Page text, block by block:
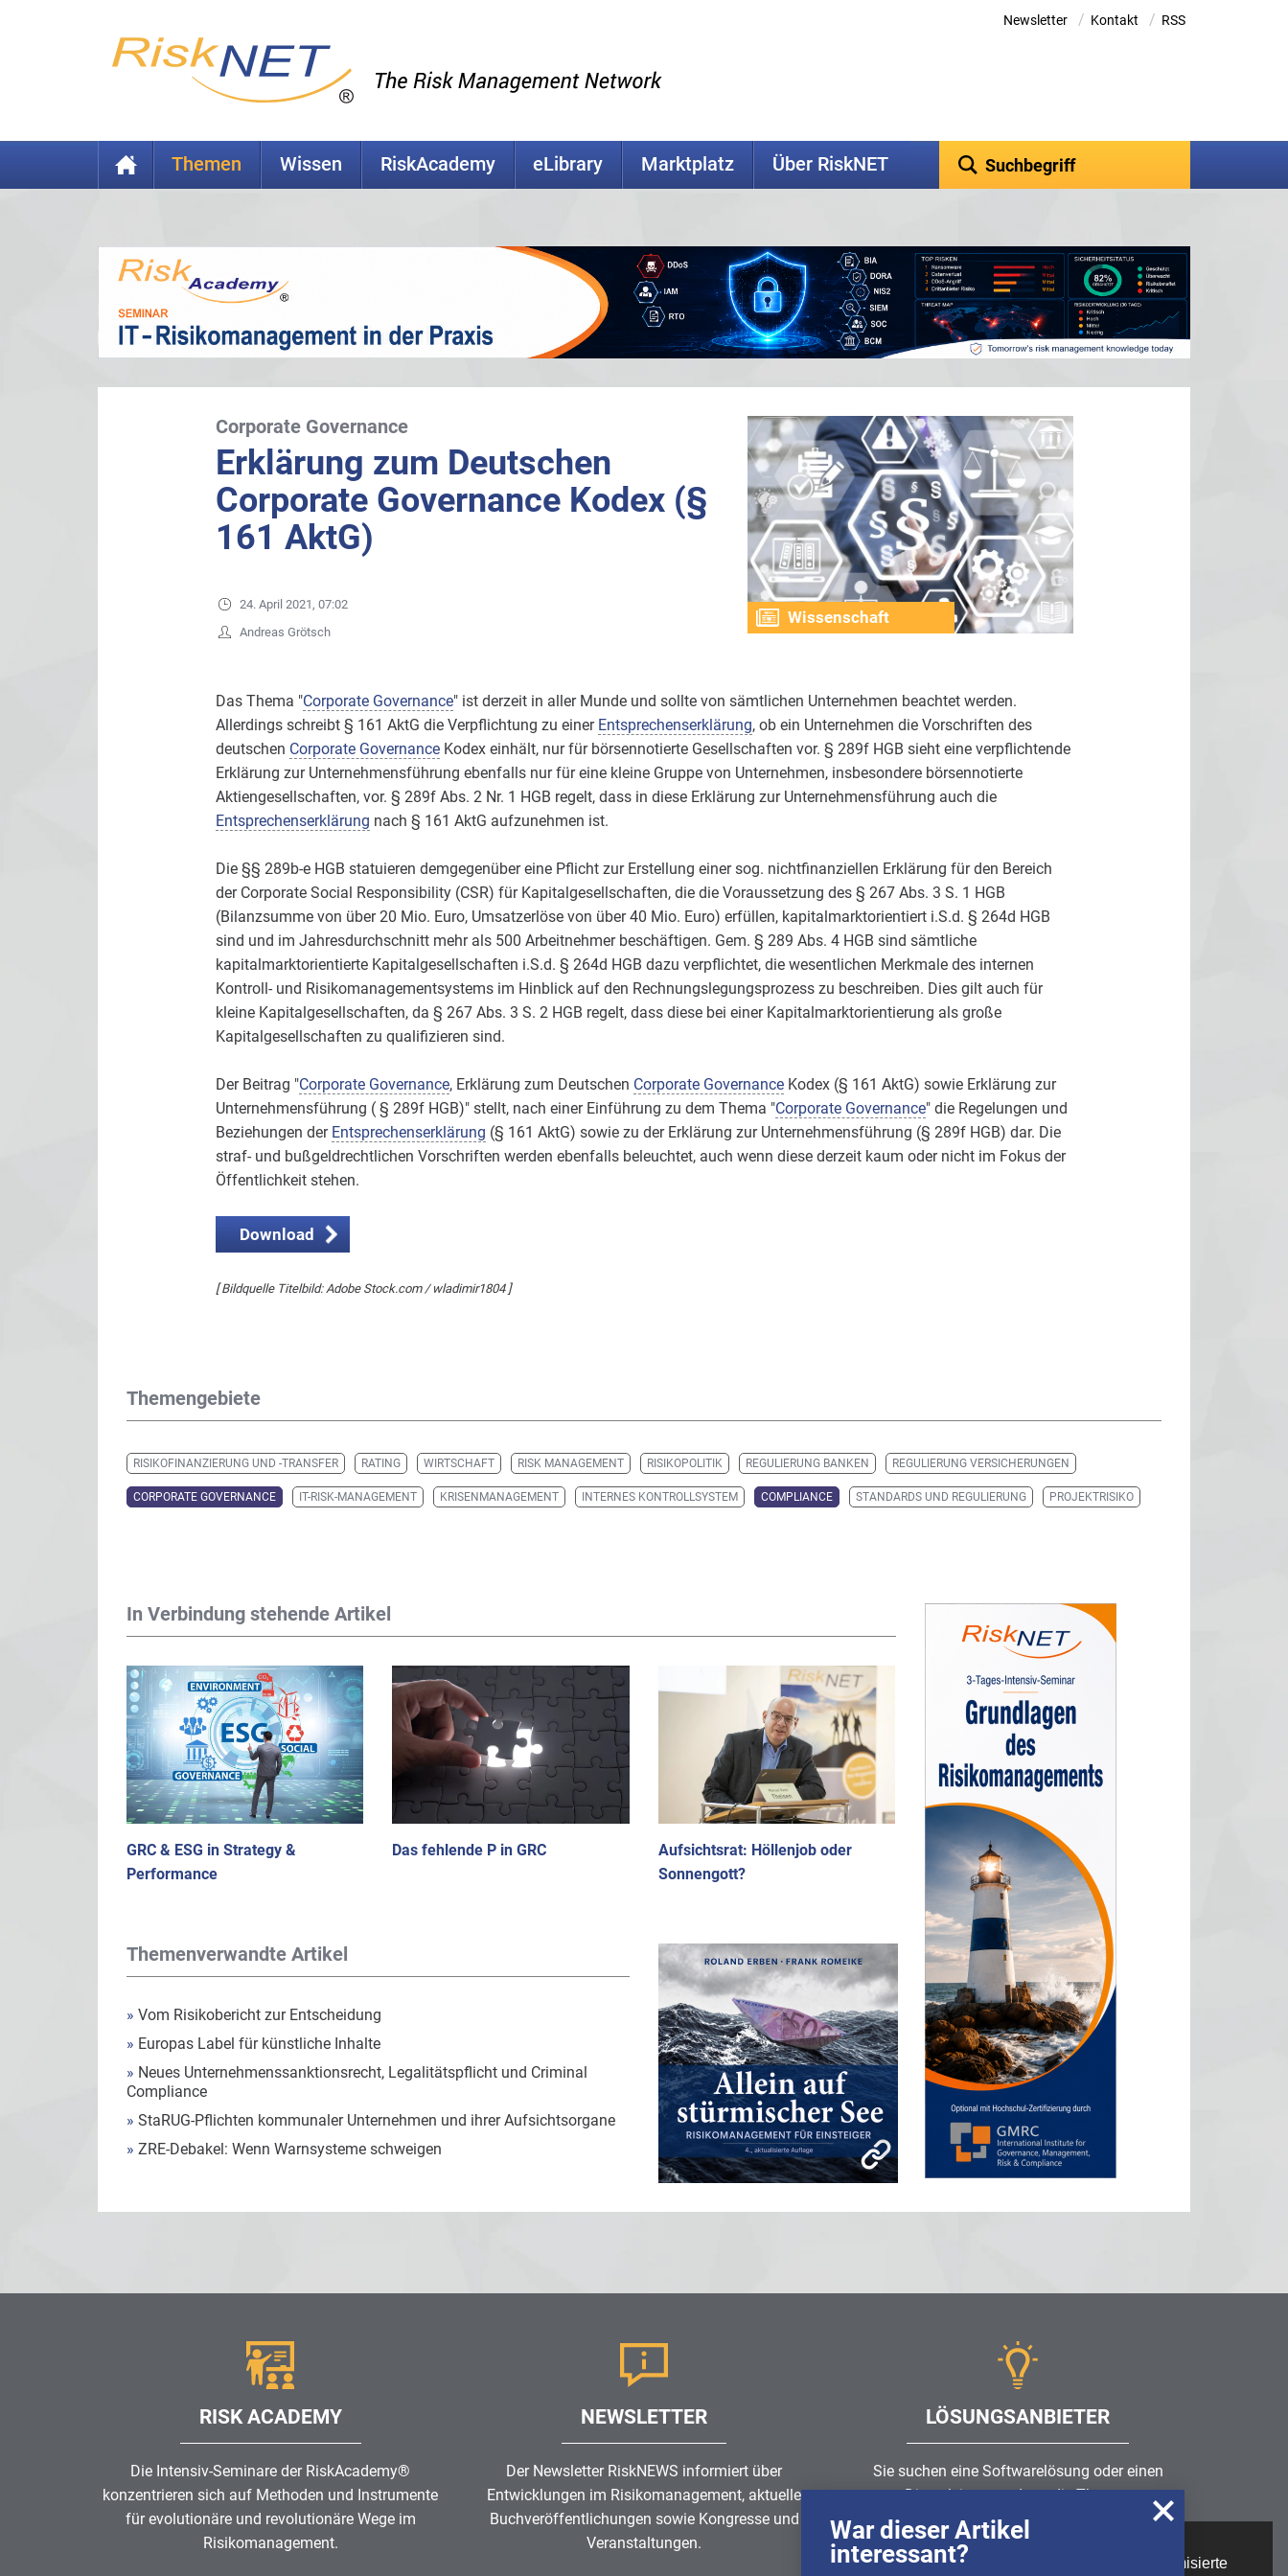
Wir nutzen Cookies, um u.A. anonymisierte
Newsletter / Kontakt / RSS
Themen Wissen RiskAcademy eLibrary Marktplatz Über RiskNET
Corporate Governance
Erklärung zum Deutschen
Corporate Governance Kodex (§
161 AktG)
24. April 2021, 07:02
Andreas Grötsch
Wissenschaft
Das Thema "Corporate Governance" ist derzeit in aller Munde und sollte von sämtlichen Unternehmen beachtet werden.
Allerdings schreibt § 161 AktG die Verpflichtung zu einer Entsprechenserklärung, ob ein Unternehmen die Vorschriften des
deutschen Corporate GovernanceKodex einhält, nur für börsennotierte Gesellschaften vor. § 289f HGB sieht eine verpflichtende
Erklärung zur Unternehmensführung ebenfalls nur für eine kleine Gruppe von Unternehmen, insbesondere börsennotierte
Aktiengesellschaften, vor. § 289f Abs. 2 Nr. 1 HGB regelt, dass in diese Erklärung zur Unternehmensführung auch die
Entsprechenserklärung nach § 161 AktG aufzunehmen ist.
Die §§ 289b-e HGB statuieren demgegenüber eine Pflicht zur Erstellung einer sog. nichtfinanziellen Erklärung für den Bereich
der Corporate Social Responsibility (CSR) für Kapitalgesellschaften, die die Voraussetzung des § 267 Abs. 3 S. 1 HGB
(Bilanzsumme von über 20 Mio. Euro, Umsatzerlöse von über 40 Mio. Euro) erfüllen, kapitalmarktorientiert i.S.d. § 264d HGB
sind und im Jahresdurchschnitt mehr als 500 Arbeitnehmer beschäftigen. Gem. § 289 Abs. 4 HGB sind sämtliche
kapitalmarktorientierte Kapitalgesellschaften i.S.d. § 264d HGB dazu verpflichtet, die wesentlichen Merkmale des internen
Kontroll- und Risikomanagementsystems im Hinblick auf den Rechnungslegungsprozess zu beschreiben. Dies gilt auch für
kleine Kapitalgesellschaften, da § 267 Abs. 3 S. 2 HGB regelt, dass diese bei einer Kapitalmarktorientierung als große
Kapitalgesellschaften zu qualifizieren sind.
Der Beitrag "Corporate Governance, Erklärung zum Deutschen Corporate GovernanceKodex (§ 161 AktG) sowie Erklärung zur
Unternehmensführung ( § 289f HGB)" stellt, nach einer Einführung zu dem Thema "Corporate Governance" die Regelungen und
Beziehungen der Entsprechenserklärung (§ 161 AktG) sowie zu der Erklärung zur Unternehmensführung (§ 289f HGB) dar. Die
straf- und bußgeldrechtlichen Vorschriften werden ebenfalls beleuchtet, auch wenn diese derzeit kaum oder nicht im Fokus der
Öffentlichkeit stehen.
Download
[ Bildquelle Titelbild: Adobe Stock.com / wladimir1804 ]
Themengebiete
RISIKOFINANZIERUNG UND -TRANSFER RATING WIRTSCHAFT RISK MANAGEMENT RISIKOPOLITIK REGULIERUNG BANKEN REGULIERUNG VERSICHERUNGEN
CORPORATE GOVERNANCE IT-RISK-MANAGEMENT KRISENMANAGEMENT INTERNES KONTROLLSYSTEM COMPLIANCE STANDARDS UND REGULIERUNG PROJEKTRISIKO
In Verbindung stehende Artikel
GRC & ESG in Strategy &
Performance
Das fehlende P in GRC
Aufsichtsrat: Höllenjob oder
Sonnengott?
Themenverwandte Artikel
» Vom Risikobericht zur Entscheidung
» Europas Label für künstliche Inhalte
» Neues Unternehmenssanktionsrecht, Legalitätspflicht und Criminal
Compliance
» StaRUG-Pflichten kommunaler Unternehmen und ihrer Aufsichtsorgane
» ZRE-Debakel: Wenn Warnsysteme schweigen
RISK ACADEMY
Die Intensiv-Seminare der RiskAcademy®
konzentrieren sich auf Methoden und Instrumente
für evolutionäre und revolutionäre Wege im
Risikomanagement.
NEWSLETTER
Der Newsletter RiskNEWS informiert über
Entwicklungen im Risikomanagement, aktuelle
Buchveröffentlichungen sowie Kongresse und
Veranstaltungen.
LÖSUNGSANBIETER
Sie suchen eine Softwarelösung oder einen
Dienstleister rund um die Themen
Risikomanagement
GRC , IKS oder ISMS?
War dieser Artikel
interessant?